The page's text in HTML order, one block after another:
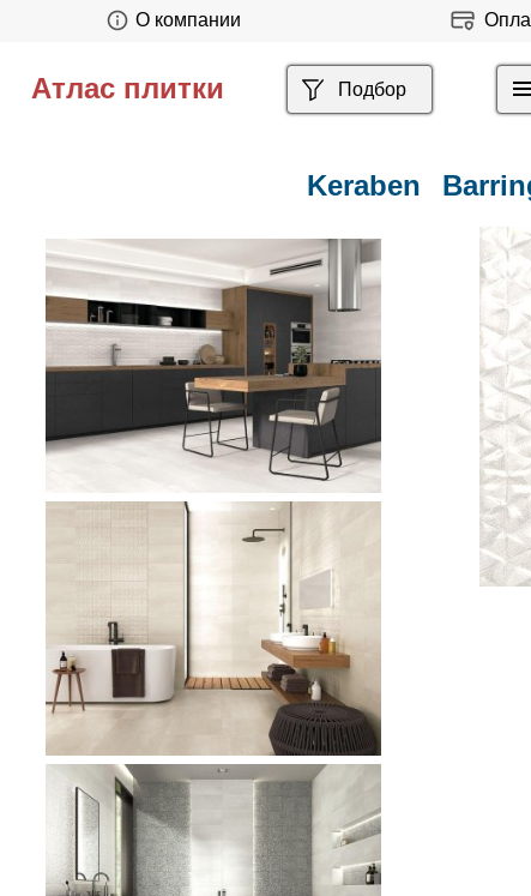
О компании
Атлас плитки Подбор
Keraben